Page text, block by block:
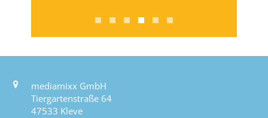
mediamixx GmbH
Tiergartenstraße 64
47533 Kleve